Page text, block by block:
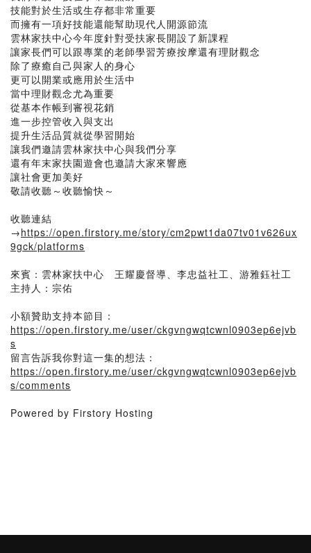
技能對於生活或生存都非常重要
而擁有一項好技能還能幫助現代人開源節流
雲林家扶中心今年度針對受扶家長開設了新課程
讓家長們可以跟專業的老師學習芳療按摩還有理財觀念
除了療癒自己與家人的身心
更可以開業或應用於生活中
當中理財觀念尤為重要
從基本作帳到審視花銷
進一步控管收入與支出
提升生活品質就從學習開始
讓我們邀請雲林家扶中心與我們分享
還有年末家扶園遊會也邀請大家來響應
讓社會更加美好
敬請收聽～收聽愉快～
收聽連結
→https://open.firstory.me/story/cm2pwt1da07tv01v626ux
9gck/platforms
來賓：雲林家扶中心 王耀慶督導、李忠益社工、游雅鈺社工
主持人：宗佑
小額贊助支持本節目：
https://open.firstory.me/user/ckgvngwqtcwnl0903ep6ejvb
s
留言告訴我你對這一集的想法：
https://open.firstory.me/user/ckgvngwqtcwnl0903ep6ejvb
s/comments
Powered by Firstory Hosting